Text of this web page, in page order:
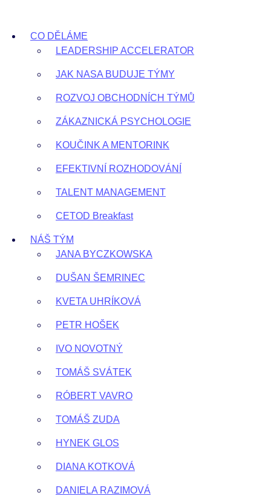
obsahuCO DĚLÁME
LEADERSHIP ACCELERATOR
JAK NASA BUDUJE TÝMY
ROZVOJ OBCHODNÍCH TÝMŮ
ZÁKAZNICKÁ PSYCHOLOGIE
KOUČINK A MENTORINK
EFEKTIVNÍ ROZHODOVÁNÍ
TALENT MANAGEMENT
CETOD Breakfast
NÁŠ TÝM
JANA BYCZKOWSKA
DUŠAN ŠEMRINEC
KVETA UHRÍKOVÁ
PETR HOŠEK
IVO NOVOTNÝ
TOMÁŠ SVÁTEK
RÓBERT VAVRO
TOMÁŠ ZUDA
HYNEK GLOS
DIANA KOTKOVÁ
DANIELA RAZIMOVÁ